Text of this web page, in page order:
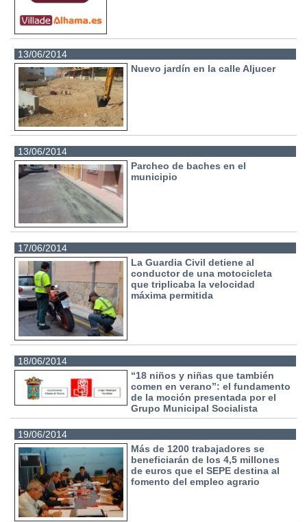
13/06/2014
Nuevo jardín en la calle Aljucer
13/06/2014
Parcheo de baches en el
municipio
17/06/2014
La Guardia Civil detiene al
conductor de una motocicleta
que triplicaba la velocidad
máxima permitida
18/06/2014
“18 niños y niñas que también
comen en verano”: el fundamento
de la moción presentada por el
Grupo Municipal Socialista
19/06/2014
Más de 1200 trabajadores se
beneficiarán de los 4,5 millones
de euros que el SEPE destina al
fomento del empleo agrario